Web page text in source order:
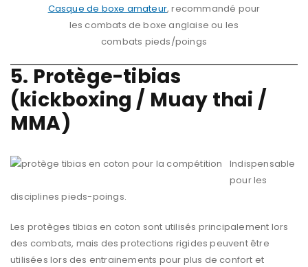
Casque de boxe amateur, recommandé pour
les combats de boxe anglaise ou les
combats pieds/poings
5. Protège-tibias
(kickboxing / Muay thai /
MMA)
Indispensable
pour les
disciplines pieds-poings.
Les protèges tibias en coton sont utilisés principalement lors
des combats, mais des protections rigides peuvent être
utilisées lors des entrainements pour plus de confort et